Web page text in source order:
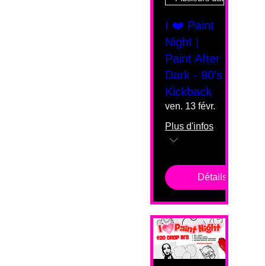
I ❤️ Paint
Night |
Paint After
Dark - 90's
Kickback
ven. 13 févr.
Plus d'infos
Détails